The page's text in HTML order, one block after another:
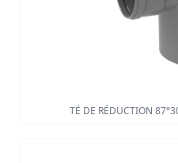
TÉ DE RÉDUCTION